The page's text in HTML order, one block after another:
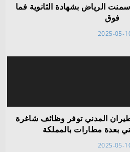
الرياض بشهادة الثانوية فما
فوق
2025-05-
المدني توفر وظائف شاغرة
بعدة مطارات بالمملكة
2025-05-